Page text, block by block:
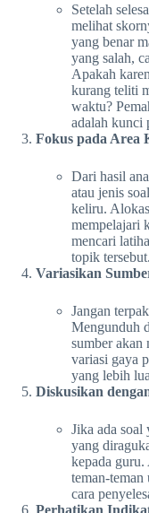
Setelah
melihat
yang benar
yang salah,
Apakah
kurang teliti
waktu?
adalah kunci
Fokus pada Area
Dari hasil
atau jenis
keliru.
mempelajari
mencari
topik tersebut.
Variasikan
Jangan
Mengunduh
sumber akan
variasi gaya
yang lebih
Diskusikan
Jika ada soal
yang
kepada guru.
teman-
cara
Perhatikan